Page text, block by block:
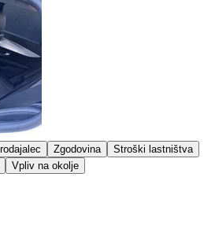
Zgodovina
Stroški lastništva
Vpliv na okolje